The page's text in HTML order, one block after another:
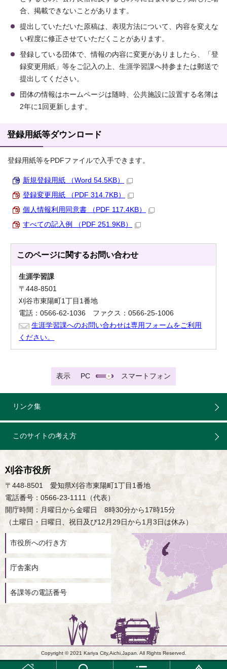
合、掲載できないことがあります。
提出していただいた原稿は、表現方法について、内容を変えな
い程度に修正させていただくことがあります。
登録している団体で、情報の内容に変更がありましたら、「登
録変更用紙」等をご記入の上、生涯学習課へ持参または郵送で
提出してください。
団体の情報はホームページは随時、公共施設に設置する名簿は
2年に1回更新します。
登録用紙等ダウンロード
登録用紙等をPDFファイルで入手できます。
新規登録用紙 （Word 54.5KB）
登録変更用紙 （PDF 314.7KB）
個人情報利用同意書 （PDF 117.4KB）
すべての記入例 （PDF 251.9KB）
このページに関するお問い合わせ
生涯学習課
〒448-8501
刈谷市東陽町1丁目1番地
電話：0566-62-1036 ファクス：0566-25-1006
生涯学習課へのお問い合わせは専用フォームをご利用
ください。
表示 PC スマートフォン
リンク集
このサイトの考え方
刈谷市役所
〒448-8501 愛知県刈谷市東陽町1丁目1番地
電話番号：0566-23-1111（代表）
開庁時間：月曜日から金曜日 8時30分から17時15分
（土曜日・日曜日、祝日及び12月29日から1月3日は休み）
市役所への行き方
庁舎案内
各課等の電話番号
Copyright © 2021 Kariya City,Aichi,Japan. All Rights Reserved.